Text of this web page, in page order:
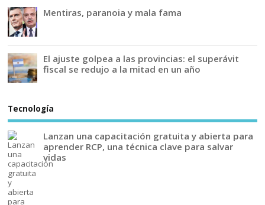
Mentiras, paranoia y mala fama
El ajuste golpea a las provincias: el superávit
fiscal se redujo a la mitad en un año
Tecnología
Lanzan una capacitación gratuita y abierta para
aprender RCP, una técnica clave para salvar
vidas